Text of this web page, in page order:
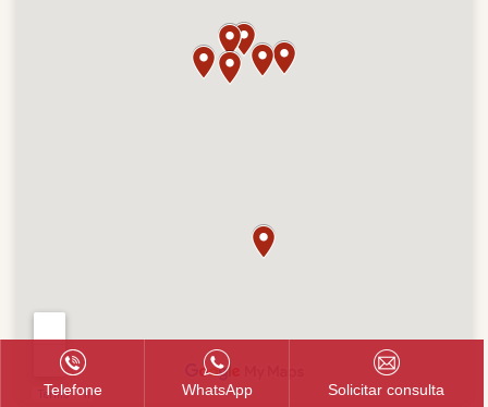
Telefone WhatsApp Solicitar consulta